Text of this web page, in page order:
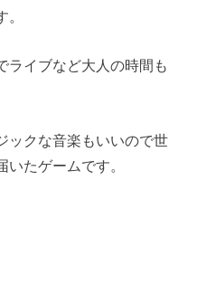
ライブなど大人の時間も
ックな音楽もいいので世
たゲームです。